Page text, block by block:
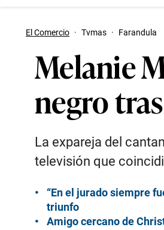
El Comercio · Tvmas · Farandula
Melanie
negro
La expareja del
televisión que
“En el jurado siempre
triunfo
Amigo cercano de